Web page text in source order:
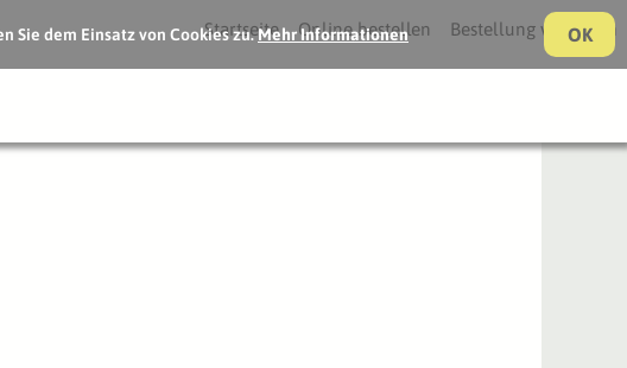
Startseite Online bestellen Bestellung verfolgen
Sie dem Einsatz von Cookies zu.Mehr Informationen OK